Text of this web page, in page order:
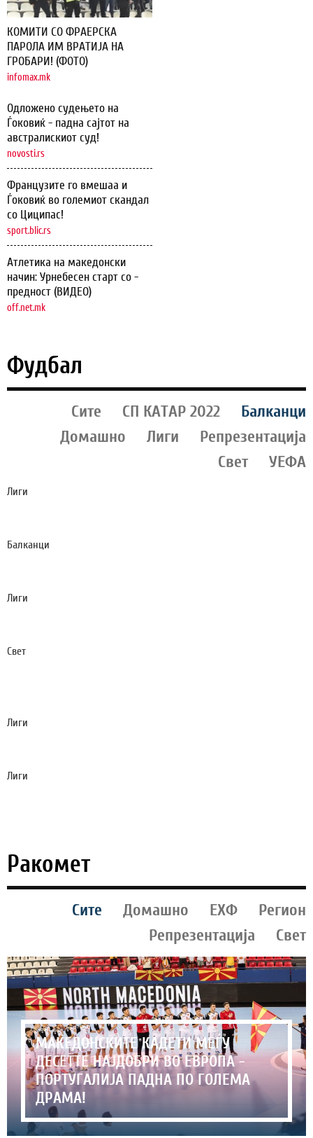
КОМИТИ СО ФРАЕРСКА
ПАРОЛА ИМ ВРАТИЈА НА
ГРОБАРИ! (ФОТО)
infomax.mk
Одложено судењето на
Ѓоковиќ - падна сајтот на
австралискиот суд!
novosti.rs
Французите го вмешаа и
Ѓоковиќ во големиот скандал
со Циципас!
sport.blic.rs
Атлетика на македонски
начин: Урнебесен старт со -
предност (ВИДЕО)
off.net.mk
Фудбал
Сите СП КАТАР 2022
Балканци
Домашно
Лиги
Репрезентација
Свет
УЕФА
Лиги
Балканци
Лиги
Свет
Лиги
Лиги
Ракомет
Сите Домашно ЕХФ
Регион
Репрезентација
Свет
МАКЕДОНСКИТЕ КАДЕТИ МЕЃУ
ДЕСЕТТЕ НАЈДОБРИ ВО ЕВРОПА -
ПОРТУГАЛИЈА ПАДНА ПО ГОЛЕМА
ДРАМА!